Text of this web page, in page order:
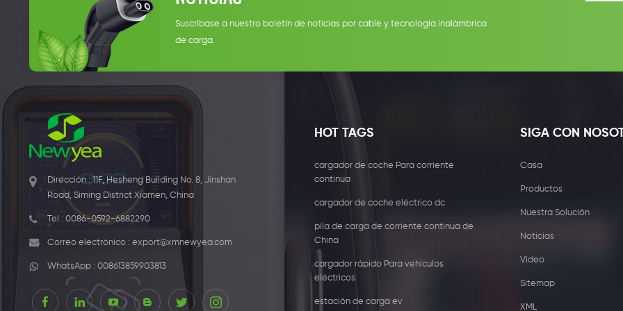
Suscríbase a nuestro boletín de noticias por cable y tecnología inalámbrica
de carga.
Dirección : 11F, Hesheng Building No. 8, Jinshan
Road, Siming District Xiamen, China
Tel : 0086-0592-6882290
Correo electrónico : export@xmnewyea.com
WhatsApp : 008613859903813
HOT TAGS
cargador de coche Para corriente
continua
cargador de coche eléctrico dc
pila de carga de corriente continua de
China
cargador rápido Para vehículos
eléctricos
estación de carga ev
SIGA CON
Casa
Productos
Nuestra Solución
Noticias
Video
Sitemap
XML